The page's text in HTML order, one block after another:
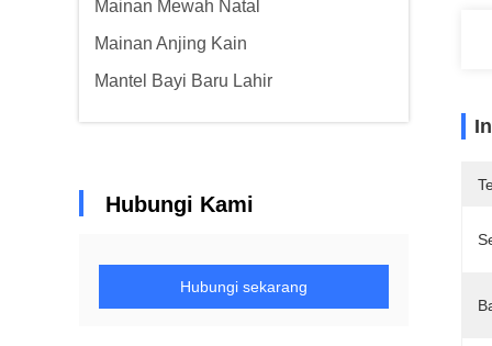
Mainan Mewah Natal
Mainan Anjing Kain
Mantel Bayi Baru Lahir
Hubungi Kami
Hubungi sekarang